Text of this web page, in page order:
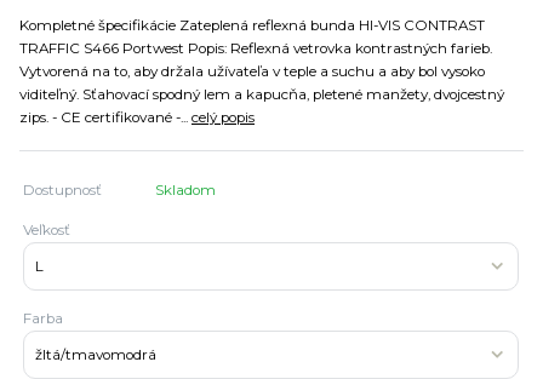
Kompletné špecifikácie Zateplená reflexná bunda HI-VIS CONTRAST
TRAFFIC S466 Portwest Popis: Reflexná vetrovka kontrastných farieb.
Vytvorená na to, aby držala užívateľa v teple a suchu a aby bol vysoko
viditeľný. Sťahovací spodný lem a kapucňa, pletené manžety, dvojcestný
zips. - CE certifikované -... celý popis
Dostupnosť Skladom
Veľkosť
Farba